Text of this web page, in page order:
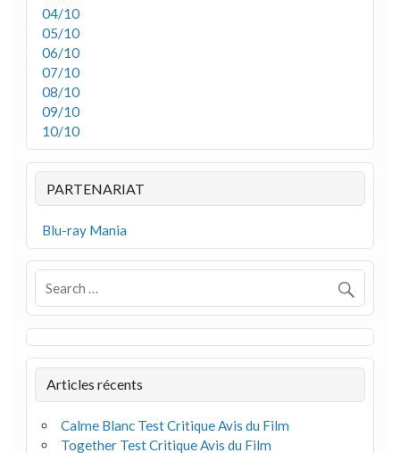
04/10
05/10
06/10
07/10
08/10
09/10
10/10
PARTENARIAT
Blu-ray Mania
Articles récents
Calme Blanc Test Critique Avis du Film
Together Test Critique Avis du Film